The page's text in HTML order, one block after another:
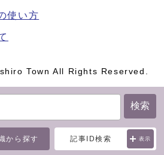
検索
から探す 記事ID検索 表示
使い方
Town All Rights Reserved.